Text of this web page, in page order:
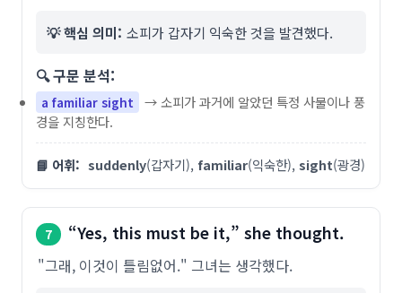
💡 핵심 의미: 소피가 갑자기 익숙한 것을 발견했다.
🔍 구문 분석:
a familiar sight
→ 소피가 과거에 알았던 특정 사물이나 풍
경을 지칭한다.
📘 어휘: suddenly(갑자기), familiar(익숙한), sight(광경)
7 “Yes, this must be it,” she thought.
"그래, 이것이 틀림없어." 그녀는 생각했다.